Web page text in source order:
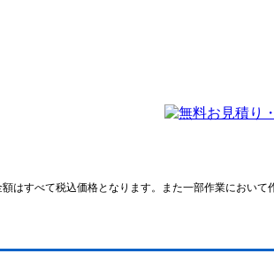
はすべて税込価格となります。また一部作業において